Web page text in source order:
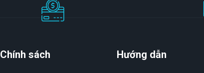
Chính sách Hướng dẫn